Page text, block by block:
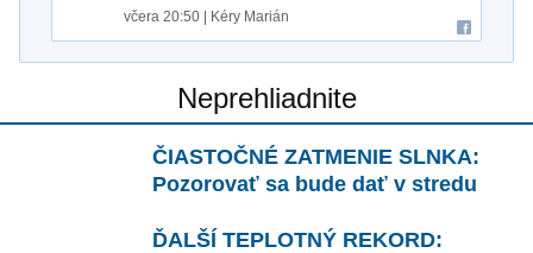
včera 20:50 | Kéry Marián
Neprehliadnite
ČIASTOČNÉ ZATMENIE SLNKA:
Pozorovať sa bude dať v stredu
ĎALŠÍ TEPLOTNÝ REKORD: